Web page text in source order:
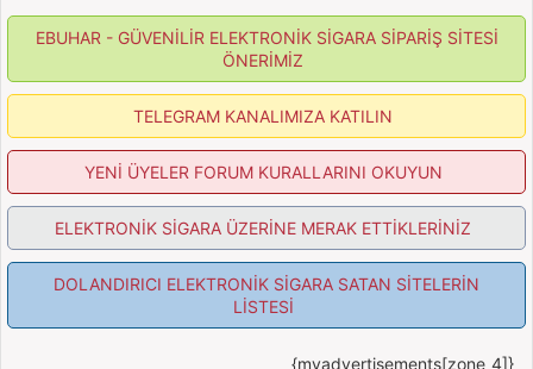
EBUHAR - GÜVENİLİR ELEKTRONİK SİGARA SİPARİŞ SİTESİ
ÖNERİMİZ
TELEGRAM KANALIMIZA KATILIN
YENİ ÜYELER FORUM KURALLARINI OKUYUN
ELEKTRONİK SİGARA ÜZERİNE MERAK ETTİKLERİNİZ
DOLANDIRICI ELEKTRONİK SİGARA SATAN SİTELERİN
LİSTESİ
{myadvertisements[zone_4]}